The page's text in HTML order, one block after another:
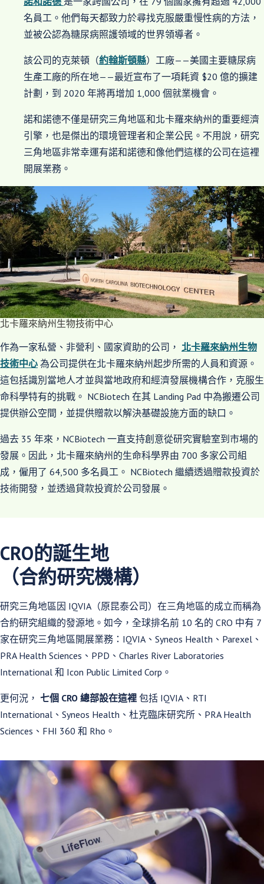
名員工。他們每天都致力於尋找克服嚴重慢性病的方法，
並被公認為糖尿病照護領域的世界領導者。
該公司的克萊頓（約翰斯頓縣）工廠——美國主要糖尿病
生產工廠的所在地——最近宣布了一項耗資 $20 億的擴建
計劃，到 2020 年將再增加 1,000 個就業機會。
諾和諾德不僅是研究三角地區和北卡羅來納州的重要經濟
引擎，也是傑出的環境管理者和企業公民。不用說，研究
三角地區非常幸運有諾和諾德和像他們這樣的公司在這裡
開展業務。
北卡羅來納州生物技術中心
作為一家私營、非營利、國家資助的公司， 北卡羅來納州生物
技術中心 為公司提供在北卡羅來納州起步所需的人員和資源。
這包括識別當地人才並與當地政府和經濟發展機構合作，克服生
命科學特有的挑戰。 NCBiotech 在其 Landing Pad 中為搬遷公司
提供辦公空間，並提供贈款以解決基礎設施方面的缺口。
過去 35 年來，NCBiotech 一直支持創意從研究實驗室到市場的
發展。因此，北卡羅來納州的生命科學界由 700 多家公司組
成，僱用了 64,500 多名員工。 NCBiotech 繼續透過贈款投資於
技術開發，並透過貸款投資於公司發展。
CRO的誕生地
（合約研究機構）
研究三角地區因 IQVIA（原昆泰公司）在三角地區的成立而稱為
合約研究組織的發源地。如今，全球排名前 10 名的 CRO 中有 7
家在研究三角地區開展業務：IQVIA、Syneos Health、Parexel、
PRA Health Sciences、PPD、Charles River Laboratories
International 和 Icon Public Limited Corp。
更何況， 七個 CRO 總部設在這裡 包括 IQVIA、RTI
International、Syneos Health、杜克臨床研究所、PRA Health
Sciences、FHI 360 和 Rho。